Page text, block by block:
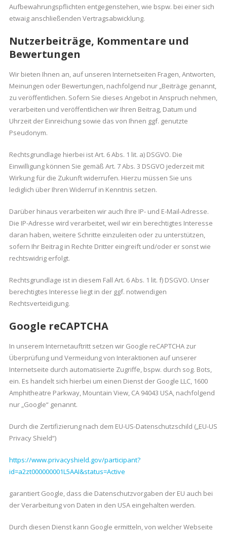
Aufbewahrungspflichten entgegenstehen, wie bspw. bei einer sich
etwaig anschließenden Vertragsabwicklung.
Nutzerbeiträge, Kommentare und
Bewertungen
Wir bieten Ihnen an, auf unseren Internetseiten Fragen, Antworten,
Meinungen oder Bewertungen, nachfolgend nur „Beiträge genannt,
zu veröffentlichen. Sofern Sie dieses Angebot in Anspruch nehmen,
verarbeiten und veröffentlichen wir Ihren Beitrag, Datum und
Uhrzeit der Einreichung sowie das von Ihnen ggf. genutzte
Pseudonym.
Rechtsgrundlage hierbei ist Art. 6 Abs. 1 lit. a) DSGVO. Die
Einwilligung können Sie gemäß Art. 7 Abs. 3 DSGVO jederzeit mit
Wirkung für die Zukunft widerrufen. Hierzu müssen Sie uns
lediglich über Ihren Widerruf in Kenntnis setzen.
Darüber hinaus verarbeiten wir auch Ihre IP- und E-Mail-Adresse.
Die IP-Adresse wird verarbeitet, weil wir ein berechtigtes Interesse
daran haben, weitere Schritte einzuleiten oder zu unterstützen,
sofern Ihr Beitrag in Rechte Dritter eingreift und/oder er sonst wie
rechtswidrig erfolgt.
Rechtsgrundlage ist in diesem Fall Art. 6 Abs. 1 lit. f) DSGVO. Unser
berechtigtes Interesse liegt in der ggf. notwendigen
Rechtsverteidigung.
Google reCAPTCHA
In unserem Internetauftritt setzen wir Google reCAPTCHA zur
Überprüfung und Vermeidung von Interaktionen auf unserer
Internetseite durch automatisierte Zugriffe, bspw. durch sog. Bots,
ein. Es handelt sich hierbei um einen Dienst der Google LLC, 1600
Amphitheatre Parkway, Mountain View, CA 94043 USA, nachfolgend
nur „Google“ genannt.
Durch die Zertifizierung nach dem EU-US-Datenschutzschild („EU-US
Privacy Shield“)
https://www.privacyshield.gov/participant?
id=a2zt000000001L5AAI&status=Active
garantiert Google, dass die Datenschutzvorgaben der EU auch bei
der Verarbeitung von Daten in den USA eingehalten werden.
Durch diesen Dienst kann Google ermitteln, von welcher Webseite